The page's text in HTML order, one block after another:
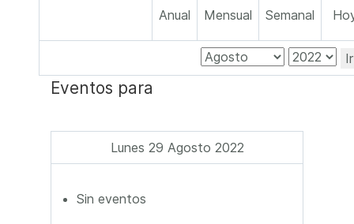
Anual Mensual Semanal
Eventos para
Lunes 29 Agosto 2022
Sin eventos